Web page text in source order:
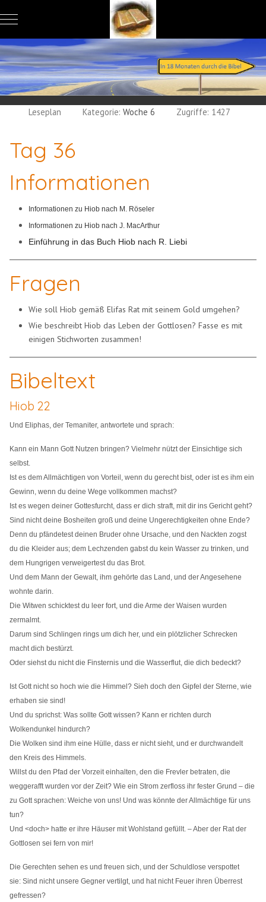
Mobile Menu Toggle
Leseplan Kategorie:Woche 6 Zugriffe: 1427
Tag 36
Informationen
Informationen zu Hiob nach M. Röseler
Informationen zu Hiob nach J. MacArthur
Einführung in das Buch Hiob nach R. Liebi
Fragen
Wie soll Hiob gemäß Elifas Rat mit seinem Gold umgehen?
Wie beschreibt Hiob das Leben der Gottlosen? Fasse es mit
einigen Stichworten zusammen!
Bibeltext
Hiob 22
Und Eliphas, der Temaniter, antwortete und sprach:
Kann ein Mann Gott Nutzen bringen? Vielmehr nützt der Einsichtige sich
selbst.
Ist es dem Allmächtigen von Vorteil, wenn du gerecht bist, oder ist es ihm ein
Gewinn, wenn du deine Wege vollkommen machst?
Ist es wegen deiner Gottesfurcht, dass er dich straft, mit dir ins Gericht geht?
Sind nicht deine Bosheiten groß und deine Ungerechtigkeiten ohne Ende?
Denn du pfändetest deinen Bruder ohne Ursache, und den Nackten zogst
du die Kleider aus; dem Lechzenden gabst du kein Wasser zu trinken, und
dem Hungrigen verweigertest du das Brot.
Und dem Mann der Gewalt, ihm gehörte das Land, und der Angesehene
wohnte darin.
Die Witwen schicktest du leer fort, und die Arme der Waisen wurden
zermalmt.
Darum sind Schlingen rings um dich her, und ein plötzlicher Schrecken
macht dich bestürzt.
Oder siehst du nicht die Finsternis und die Wasserflut, die dich bedeckt?
Ist Gott nicht so hoch wie die Himmel? Sieh doch den Gipfel der Sterne, wie
erhaben sie sind!
Und du sprichst: Was sollte Gott wissen? Kann er richten durch
Wolkendunkel hindurch?
Die Wolken sind ihm eine Hülle, dass er nicht sieht, und er durchwandelt
den Kreis des Himmels.
Willst du den Pfad der Vorzeit einhalten, den die Frevler betraten, die
weggerafft wurden vor der Zeit? Wie ein Strom zerfloss ihr fester Grund – die
zu Gott sprachen: Weiche von uns! Und was könnte der Allmächtige für uns
tun?
Und <doch> hatte er ihre Häuser mit Wohlstand gefüllt. – Aber der Rat der
Gottlosen sei fern von mir!
Die Gerechten sehen es und freuen sich, und der Schuldlose verspottet
sie: Sind nicht unsere Gegner vertilgt, und hat nicht Feuer ihren Überrest
gefressen?